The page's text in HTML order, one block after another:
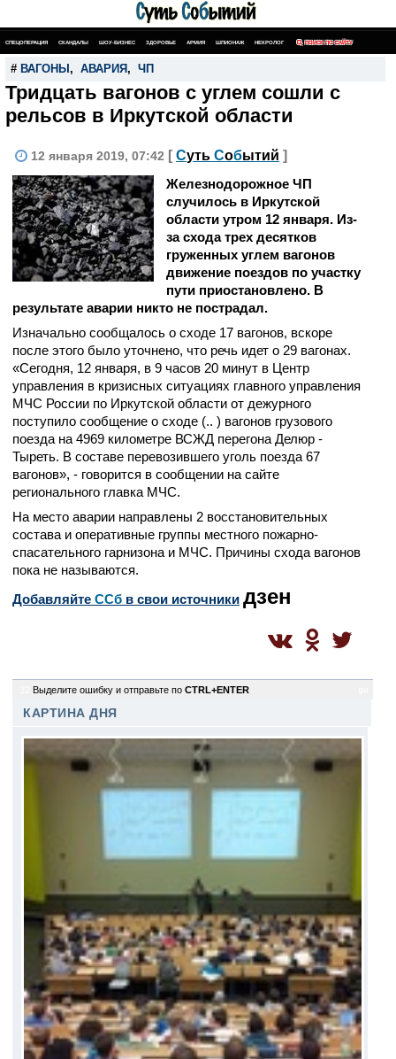
СПЕЦОПЕРАЦИЯ СКАНДАЛЫ ШОУ-БИЗНЕС ЗДОРОВЬЕ АРМИЯ ШПИОНАЖ НЕКРОЛОГ ПОИСК ПО САЙТУ
# ВАГОНЫ , АВАРИЯ , ЧП
Тридцать вагонов с углем сошли с
рельсов в Иркутской области
12 января 2019, 07:42 [ Суть Событий ]
Железнодорожное ЧП
случилось в Иркутской
области утром 12 января. Из-
за схода трех десятков
груженных углем вагонов
движение поездов по участку
пути приостановлено. В
результате аварии никто не пострадал.
Изначально сообщалось о сходе 17 вагонов, вскоре
после этого было уточнено, что речь идет о 29 вагонах.
«Сегодня, 12 января, в 9 часов 20 минут в Центр
управления в кризисных ситуациях главного управления
МЧС России по Иркутской области от дежурного
поступило сообщение о сходе (.. ) вагонов грузового
поезда на 4969 километре ВСЖД перегона Делюр -
Тыреть. В составе перевозившего уголь поезда 67
вагонов», - говорится в сообщении на сайте
регионального главка МЧС.
На место аварии направлены 2 восстановительных
состава и оперативные группы местного пожарно-
спасательного гарнизона и МЧС. Причины схода вагонов
пока не называются.
Добавляйте CСб в свои источники дзен
Выделите ошибку и отправьте по CTRL+ENTER
КАРТИНА ДНЯ